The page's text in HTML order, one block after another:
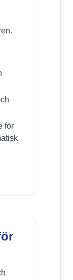
för